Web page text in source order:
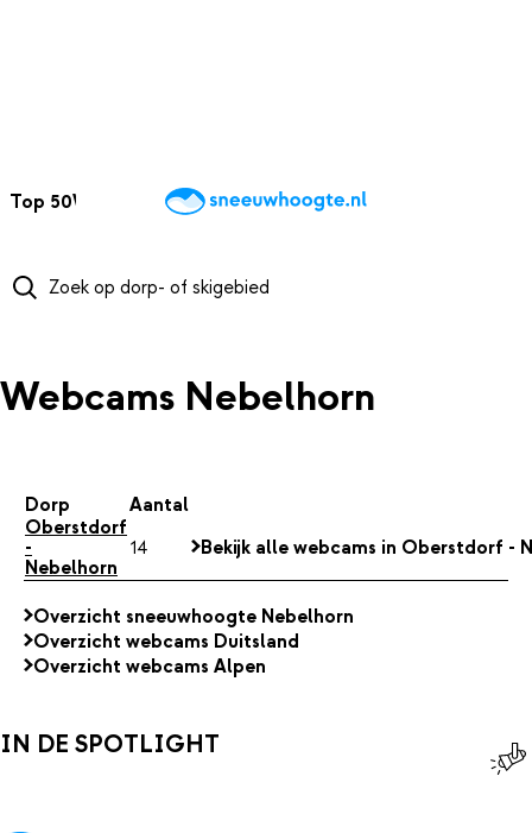
Top 50Webcams WintersportweerKaarten
Webcams Nebelhorn
Dorp
Aantal
Oberstdorf
-
Nebelhorn
14 Bekijk alle webcams in Oberstdorf -
Overzicht sneeuwhoogte Nebelhorn
Overzicht webcams Duitsland
Overzicht webcams Alpen
IN DE SPOTLIGHT